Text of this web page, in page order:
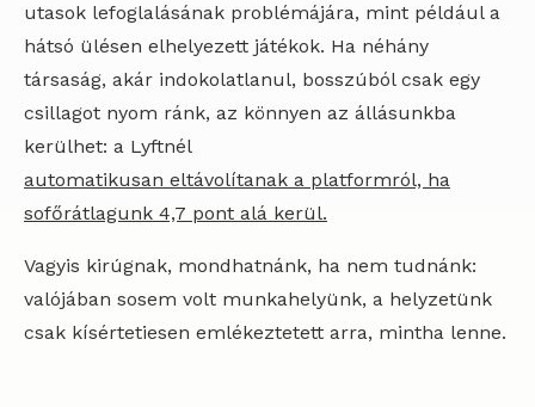
utasok lefoglalásának problémájára, mint például a
hátsó ülésen elhelyezett játékok. Ha néhány
társaság, akár indokolatlanul, bosszúból csak egy
csillagot nyom ránk, az könnyen az állásunkba
kerülhet: a Lyftnél
automatikusan eltávolítanak a platformról, ha
sofőrátlagunk 4,7 pont alá kerül.
Vagyis kirúgnak, mondhatnánk, ha nem tudnánk:
valójában sosem volt munkahelyünk, a helyzetünk
csak kísértetiesen emlékeztetett arra, mintha lenne.